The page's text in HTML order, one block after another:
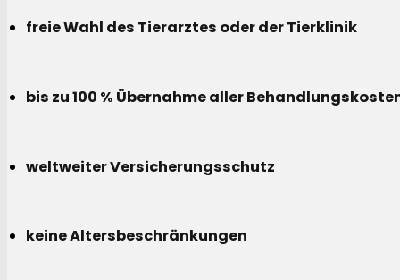
freie Wahl des Tierarztes oder der Tierklinik
bis zu 100 % Übernahme aller
weltweiter Versicherungsschutz
keine Altersbeschränkungen